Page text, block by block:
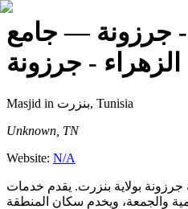
جرزونة — جامع
الزهراء - جرزونة
Masjid
in بنزرت, Tunisia
Unknown, TN
Website: N/A
جرزونة بولاية بنزرت. يقدم خدمات